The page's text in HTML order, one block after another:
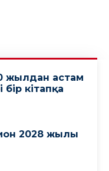
жылдан астам
кітапқа
2028 жылы